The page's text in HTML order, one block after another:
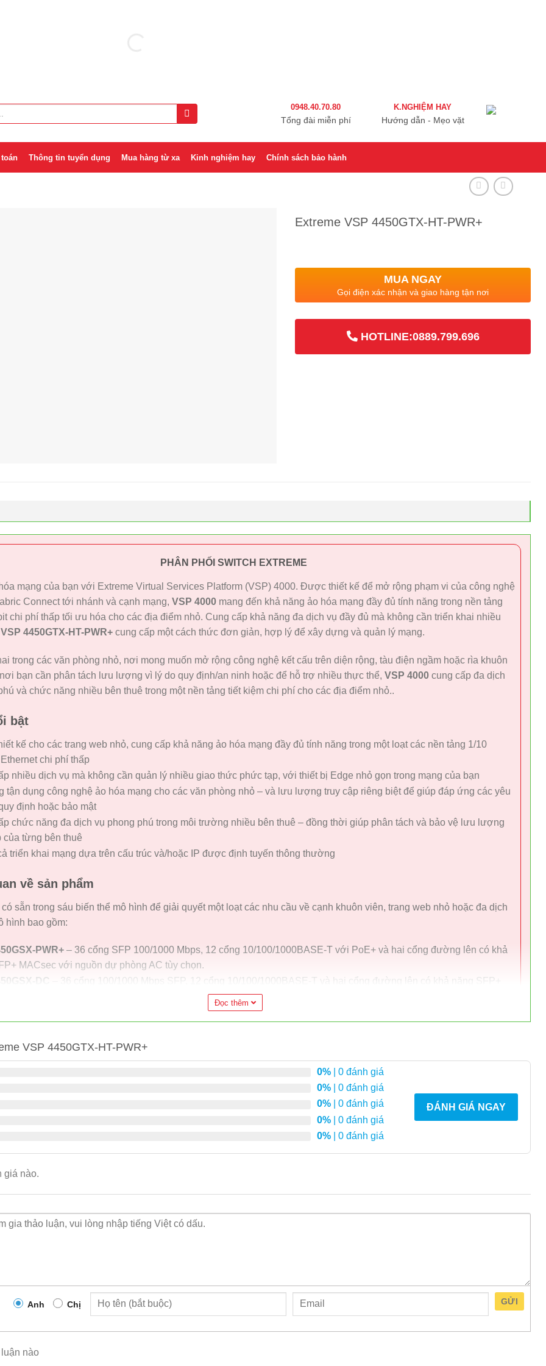
0948.40.70.80
Tổng đài miễn phí
K.NGHIỆM HAY
Hướng dẫn - Mẹo vặt
Thông tin tuyển dụng Mua hàng từ xa Kinh nghiệm hay Chính sách bảo hành
Extreme VSP 4450GTX-HT-PWR+
MUA NGAY
Gọi điện xác nhận và giao hàng tận nơi
HOTLINE:0889.799.696
PHÂN PHỐI SWITCH EXTREME
mạng của bạn với Extreme Virtual Services Platform (VSP) 4000. Được thiết kế để mở rộng phạm vi của công nghệ
Connect tới nhánh và cạnh mạng, VSP 4000mang đến khả năng ảo hóa mạng đầy đủ tính năng trong nền tảng
chi phí thấp tối ưu hóa cho các địa điểm nhỏ. Cung cấp khả năng đa dịch vụ đầy đủ mà không cần triển khai nhiều
VSP 4450GTX-HT-PWR+cung cấp một cách thức đơn giản, hợp lý để xây dựng và quản lý mạng.
trong các văn phòng nhỏ, nơi mong muốn mở rộng công nghệ kết cấu trên diện rộng, tàu điện ngầm hoặc rìa khuôn
bạn cần phân tách lưu lượng vì lý do quy định/an ninh hoặc để hỗ trợ nhiều thực thể, VSP 4000cung cấp đa dịch
và chức năng nhiều bên thuê trong một nền tảng tiết kiệm chi phí cho các địa điểm nhỏ..
bật
kế cho các trang web nhỏ, cung cấp khả năng ảo hóa mạng đầy đủ tính năng trong một loạt các nền tảng 1/10
chi phí thấp
nhiều dịch vụ mà không cần quản lý nhiều giao thức phức tạp, với thiết bị Edge nhỏ gọn trong mạng của bạn
tận dụng công nghệ ảo hóa mạng cho các văn phòng nhỏ – và lưu lượng truy cập riêng biệt để giúp đáp ứng các yêu
định hoặc bảo mật
chức năng đa dịch vụ phong phú trong môi trường nhiều bên thuê – đồng thời giúp phân tách và bảo vệ lưu lượng
của từng bên thuê
triển khai mạng dựa trên cấu trúc và/hoặc IP được định tuyến thông thường
về sản phẩm
sẵn trong sáu biến thể mô hình để giải quyết một loạt các nhu cầu về cạnh khuôn viên, trang web nhỏ hoặc đa dịch
hình bao gồm:
PWR+ – 36 cổng SFP 100/1000 Mbps, 12 cổng 10/100/1000BASE-T với PoE+ và hai cổng đường lên có khả
MACsec với nguồn dự phòng AC tùy chọn.
DC
– 36 cổng 100/1000 Mbps SFP, 12 cổng 10/100/1000BASE-T và hai cổng đường lên có khả năng SFP+
– 48 cổng 10/100/1000 bao gồm hai cổng Combo SFP và hai cổng đường lên SFP+ với nguồn dự phòng AC
PWR+– 48 cổng 10/100/1000 với PoE+ bao gồm hai Combo SFP và hai cổng đường lên SFP+ với nguồn dự
tùy chọn.
– 48 cổng 10/100/1000 bao gồm hai cổng Combo SFP và hai cổng đường lên SFP+ với nguồn dự phòng
– Một biến thể nhiệt độ cao của dòng VSP 4000 có thể được triển khai trong phạm vi nhiệt độ khắc
0-70 độ C. 48 cổng 10/100/1000 với PoE+ và hai cổng đường lên có khả năng SFP+ MACsec với nguồn dự phòng
về dịch vụ VSP 4000
đa hướng IP để phân phối phát đa hướng có thể mở rộng, hiệu quả và linh hoạt mà không cần triển khai các giao
PIM.
để triển khai IPv6.
Đọc thêm
VSP 4450GTX-HT-PWR+
0% | 0 đánh giá
0% | 0 đánh giá
0% | 0 đánh giá
0% | 0 đánh giá
0% | 0 đánh giá
ĐÁNH GIÁ NGAY
giá nào.
Anh Chị GỬI
nào